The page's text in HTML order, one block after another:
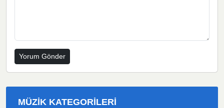
MÜZIK KATEGORILERI